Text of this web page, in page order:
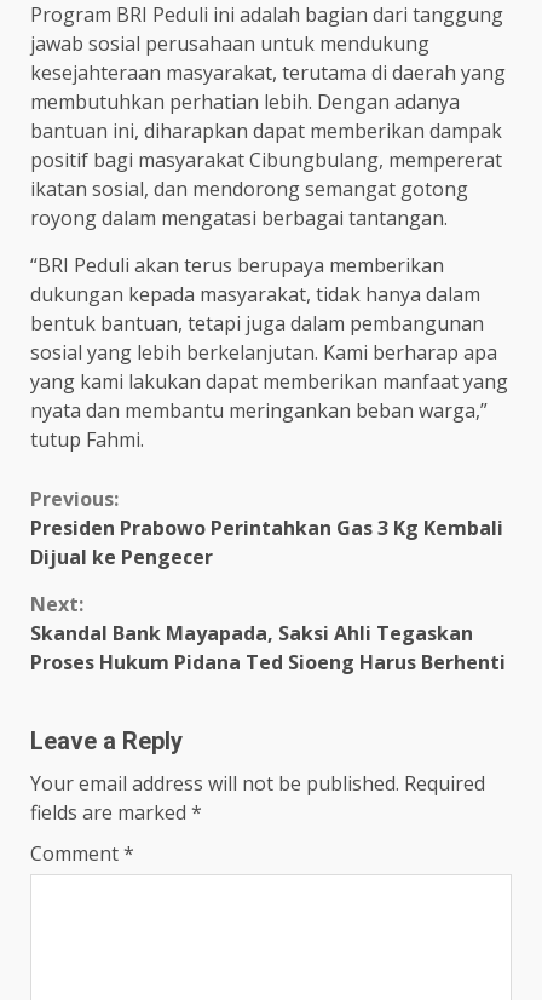
Program BRI Peduli ini adalah bagian dari tanggung
jawab sosial perusahaan untuk mendukung
kesejahteraan masyarakat, terutama di daerah yang
membutuhkan perhatian lebih. Dengan adanya
bantuan ini, diharapkan dapat memberikan dampak
positif bagi masyarakat Cibungbulang, mempererat
ikatan sosial, dan mendorong semangat gotong
royong dalam mengatasi berbagai tantangan.
“BRI Peduli akan terus berupaya memberikan
dukungan kepada masyarakat, tidak hanya dalam
bentuk bantuan, tetapi juga dalam pembangunan
sosial yang lebih berkelanjutan. Kami berharap apa
yang kami lakukan dapat memberikan manfaat yang
nyata dan membantu meringankan beban warga,”
tutup Fahmi.
Continue
Reading
Previous:
Presiden Prabowo Perintahkan Gas 3 Kg Kembali
Dijual ke Pengecer
Next:
Skandal Bank Mayapada, Saksi Ahli Tegaskan
Proses Hukum Pidana Ted Sioeng Harus Berhenti
Leave a Reply
Your email address will not be published. Required
fields are marked *
Comment*